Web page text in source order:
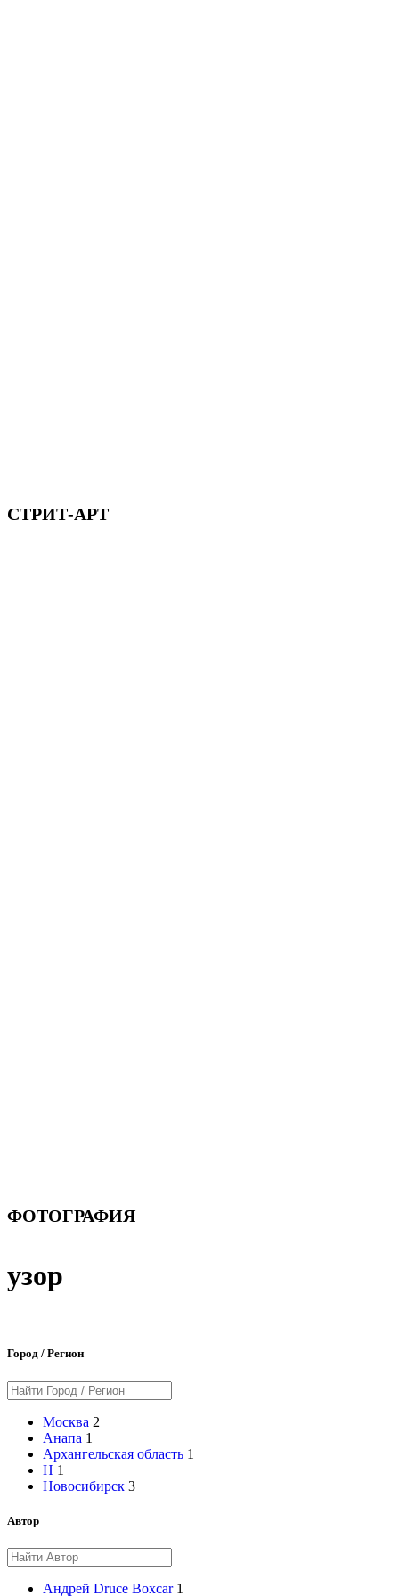
СТРИТ-АРТ
ФОТОГРАФИЯ
узор
Город / Регион
Москва 2
Анапа 1
Архангельская область 1
Н 1
Новосибирск 3
Автор
Андрей Druce Boxcar 1